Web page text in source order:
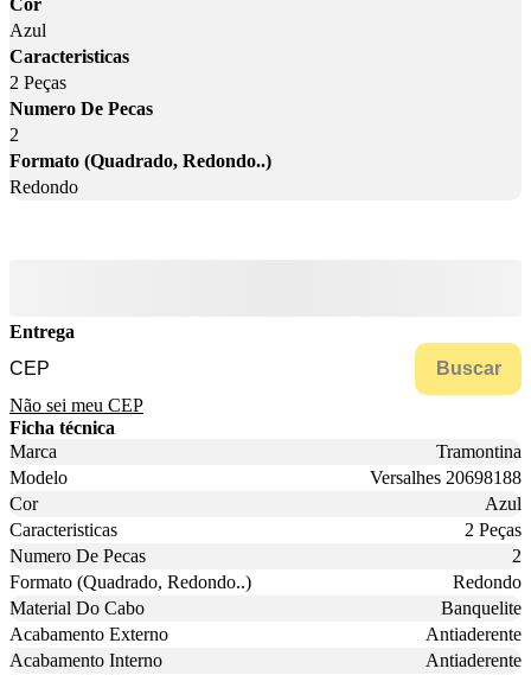
Cor
Azul
Caracteristicas
2 Peças
Numero De Pecas
2
Formato (Quadrado, Redondo..)
Redondo
Entrega
Buscar
Não sei meu CEP
Ficha técnica
Marca
Tramontina
Modelo
Versalhes 20698188
Cor
Azul
Caracteristicas
2 Peças
Numero De Pecas
2
Formato (Quadrado, Redondo..)
Redondo
Material Do Cabo
Banquelite
Acabamento Externo
Antiaderente
Acabamento Interno
Antiaderente